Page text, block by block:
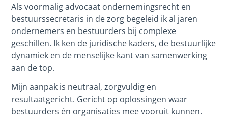
Als voormalig advocaat ondernemingsrecht en
bestuurssecretaris in de zorg begeleid ik al jaren
ondernemers en bestuurders bij complexe
geschillen. Ik ken de juridische kaders, de bestuurlijke
dynamiek en de menselijke kant van samenwerking
aan de top.
Mijn aanpak is neutraal, zorgvuldig en
resultaatgericht. Gericht op oplossingen waar
bestuurders én organisaties mee vooruit kunnen.